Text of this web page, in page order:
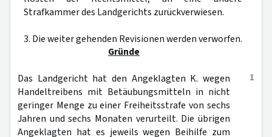
Strafkammer des Landgerichts zurückverwiesen.
3. Die weiter gehenden Revisionen werden verworfen.
Gründe
1
Das Landgericht hat den Angeklagten K. wegen
Handeltreibens mit Betäubungsmitteln in nicht
geringer Menge zu einer Freiheitsstrafe von sechs
Jahren und sechs Monaten verurteilt. Die übrigen
Angeklagten hat es jeweils wegen Beihilfe zum